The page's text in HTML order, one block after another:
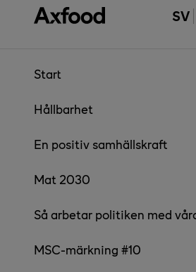
Gå direkt till innehåll SV
Start
Hållbarhet
En positiv samhällskraft
Mat 2030
Så arbetar politiken med
MSC-märkning #10